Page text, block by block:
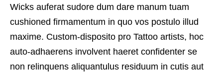
Wicks auferat sudore dum dare manum tuam
cushioned firmamentum in quo vos postulo illud
maxime. Custom-disposito pro Tattoo artists, hoc
auto-adhaerens involvent haeret confidenter se
non relinquens aliquantulus residuum in cutis aut